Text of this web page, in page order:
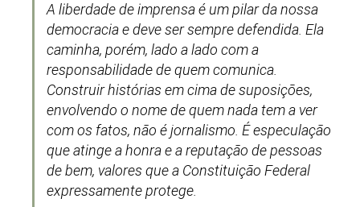
A liberdade de imprensa é um pilar da nossa
democracia e deve ser sempre defendida. Ela
caminha, porém, lado a lado com a
responsabilidade de quem comunica.
Construir histórias em cima de suposições,
envolvendo o nome de quem nada tem a ver
com os fatos, não é jornalismo. É especulação
que atinge a honra e a reputação de pessoas
de bem, valores que a Constituição Federal
expressamente protege.